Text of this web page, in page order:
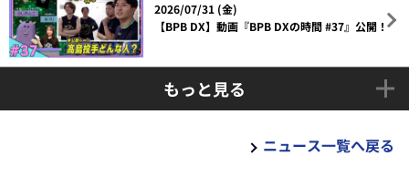
2026/07/31 (金)
【BPB DX】動画『BPB DXの時間 #37』公開！
もっと見る
ニュース一覧へ戻る